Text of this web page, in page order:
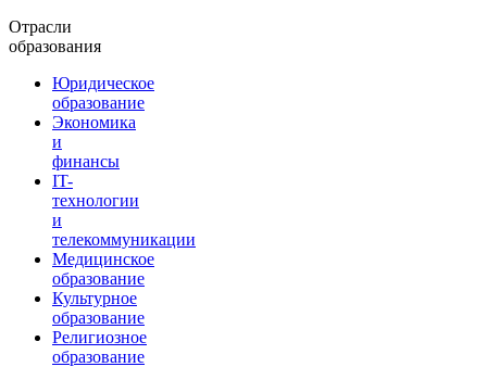
Отрасли
образования
Юридическое
образование
Экономика
и
финансы
IT-
технологии
и
телекоммуникации
Медицинское
образование
Культурное
образование
Религиозное
образование